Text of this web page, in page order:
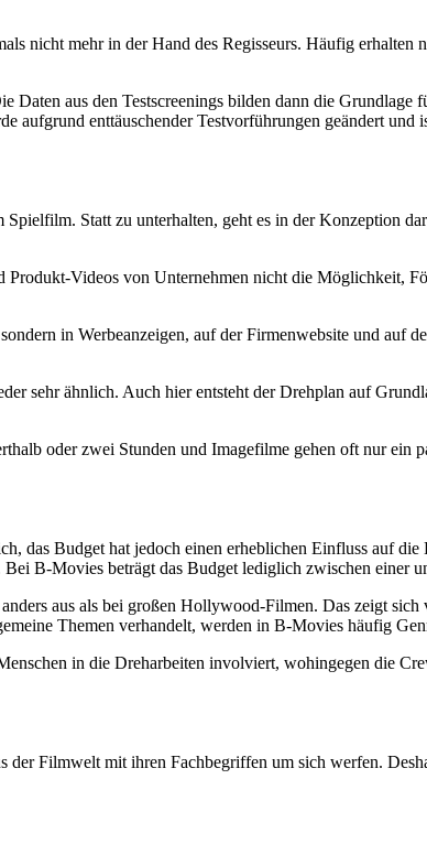
nicht mehr in der Hand des Regisseurs. Häufig erhalten
aus den Testscreenings bilden dann die Grundlage
enttäuschender Testvorführungen geändert und
Statt zu unterhalten, geht es in der Konzeption
Videos von Unternehmen nicht die Möglichkeit,
in Werbeanzeigen, auf der Firmenwebsite und auf
sehr ähnlich. Auch hier entsteht der Drehplan auf
oder zwei Stunden und Imagefilme gehen oft nur ein
das Budget hat jedoch einen erheblichen Einfluss auf
B-Movies beträgt das Budget lediglich zwischen einer
aus als bei großen Hollywood-Filmen. Das zeigt
Themen verhandelt, werden in B-Movies häufig
in die Dreharbeiten involviert, wohingegen die
Filmwelt mit ihren Fachbegriffen um sich werfen.